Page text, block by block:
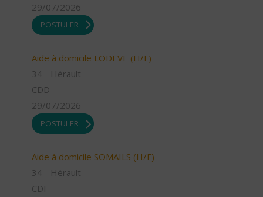
29/07/2026
POSTULER
Aide à domicile LODEVE (H/F)
34 - Hérault
CDD
29/07/2026
POSTULER
Aide à domicile SOMAILS (H/F)
34 - Hérault
CDI